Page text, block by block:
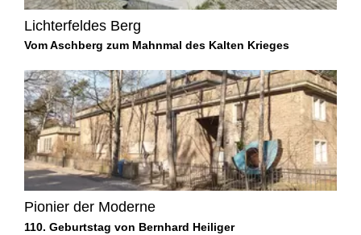
Lichterfeldes Berg
Vom Aschberg zum Mahnmal des Kalten Krieges
Pionier der Moderne
110. Geburtstag von Bernhard Heiliger